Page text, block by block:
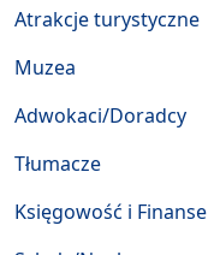
Atrakcje turystyczne
Muzea
Adwokaci/Doradcy
Tłumacze
Księgowość i Finanse